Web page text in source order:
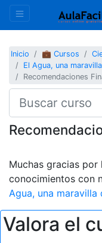
Inicio 💼 Cursos
El Agua, una
Recomendaciones
Muchas gracias
conocimientos con
Agua, una maravilla
Valora el